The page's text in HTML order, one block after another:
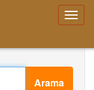
Arama